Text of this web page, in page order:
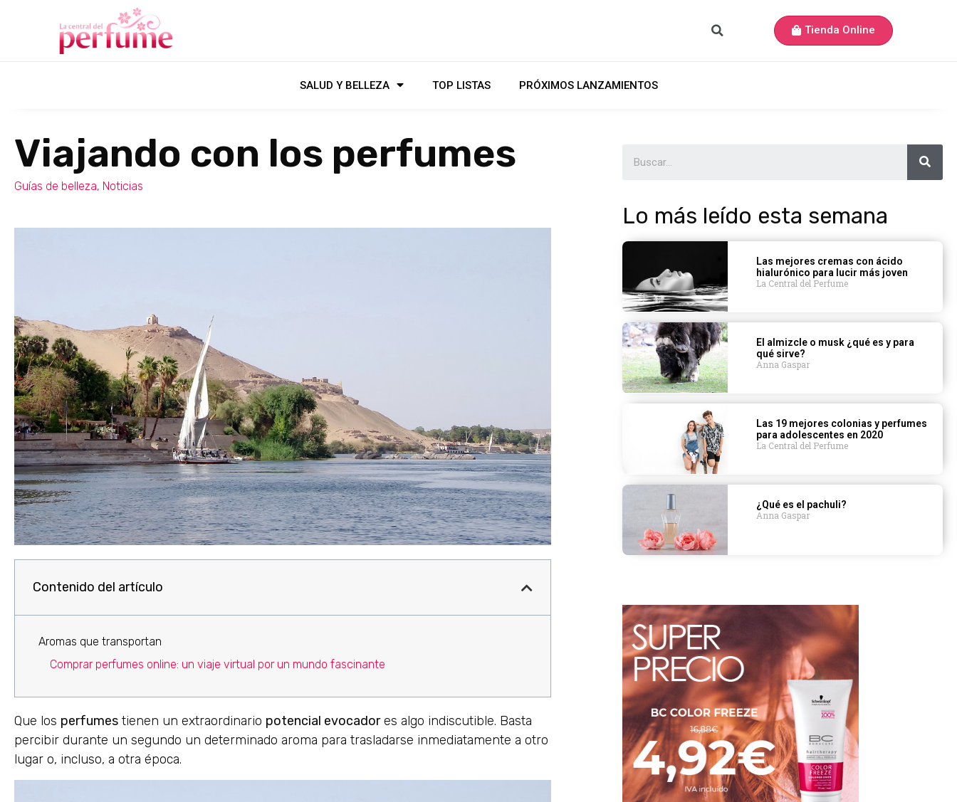
Tienda Online
SALUD Y BELLEZA TOP LISTAS PRÓXIMOS LANZAMIENTOS
Viajando con los perfumes
Guías de belleza, Noticias
Contenido del artículo
Aromas que transportan
Comprar perfumes online: un viaje virtual por un mundo fascinante
Que los perfumes tienen un extraordinario potencial evocadores algo indiscutible. Basta
percibir durante un segundo un determinado aroma para trasladarse inmediatamente a otro
lugar o, incluso, a otra época.
Lo más leído esta semana
Las mejores cremas con ácido
hialurónico para lucir más joven
La Central del Perfume
El almizcle o musk ¿qué es y para
qué sirve?
Anna Gaspar
Las 19 mejores colonias y perfumes
para adolescentes en 2020
La Central del Perfume
¿Qué es el pachuli?
Anna Gaspar